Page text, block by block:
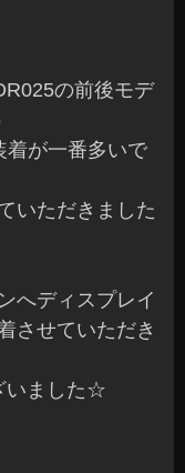
の前後モデ
着が一番多いで
いただきました
へディスプレイ
させていただき
いました☆